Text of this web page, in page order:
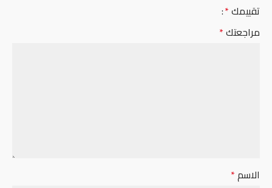
تقييمك*
مراجعتك*
الاسم*